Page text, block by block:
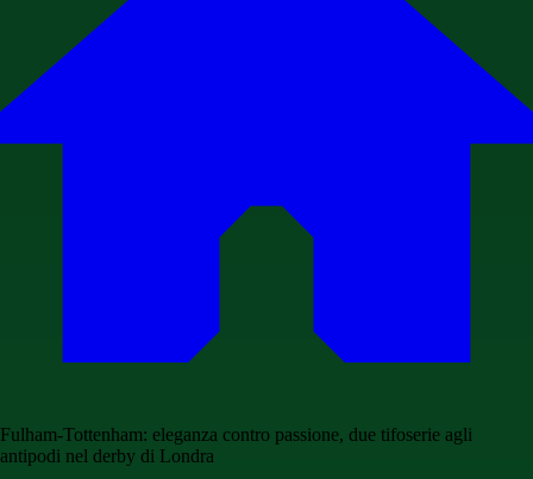
Fulham-Tottenham: eleganza contro passione, due tifoserie agli
antipodi nel derby di Londra